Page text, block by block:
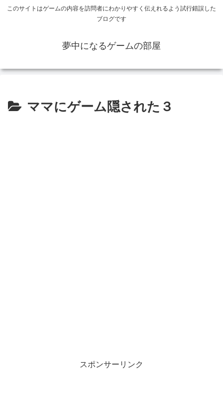
このサイトはゲームの内容を訪問者にわかりやすく伝えれるよう試行錯誤した
ブログです
夢中になるゲームの部屋
ママにゲーム隠された３
スポンサーリンク